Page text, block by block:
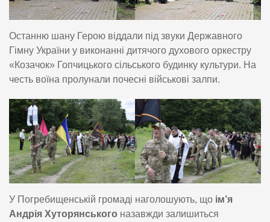
Останню шану Герою віддали під звуки Державного
Гімну України у виконанні дитячого духового оркестру
«Козачок» Гопчицького сільського будинку культури. На
честь воїна пролунали почесні військові залпи.
У Погребищенській громаді наголошують, що ім’я
Андрія Хуторянського назавжди залишиться